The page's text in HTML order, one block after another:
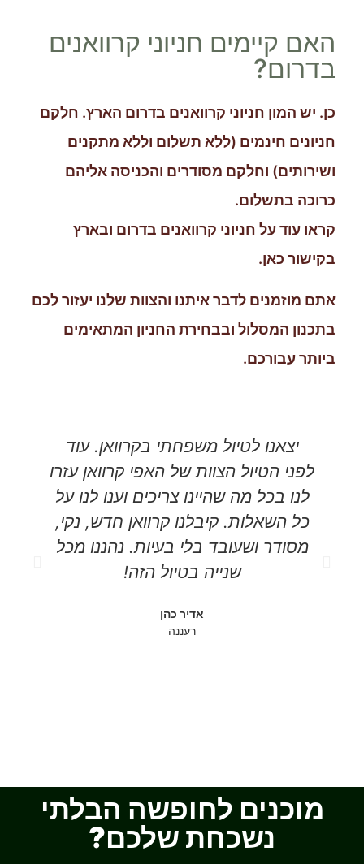
האם קיימים חניוני קרוואנים
בדרום?
כן. יש המון חניוני קרוואנים בדרום הארץ. חלקם
חניונים חינמים (ללא תשלום וללא מתקנים
ושירותים) וחלקם מסודרים והכניסה אליהם
כרוכה בתשלום.
קראו עוד על חניוני קרוואנים בדרום ובארץ
בקישור כאן.
אתם מוזמנים לדבר איתנו והצוות שלנו יעזור לכם
בתכנון המסלול ובבחירת החניון המתאימים
ביותר עבורכם.
יצאנו לטיול משפחתי בקרוואן. עוד
לפני הטיול הצוות של האפי קרוואן עזרו
לנו בכל מה שהיינו צריכים וענו לנו על
כל השאלות. קיבלנו קרוואן חדש, נקי,
מסודר ושעובד בלי בעיות. נהננו מכל
שנייה בטיול הזה!
אדיר כהן
רעננה
מוכנים לחופשה הבלתי
נשכחת שלכם?